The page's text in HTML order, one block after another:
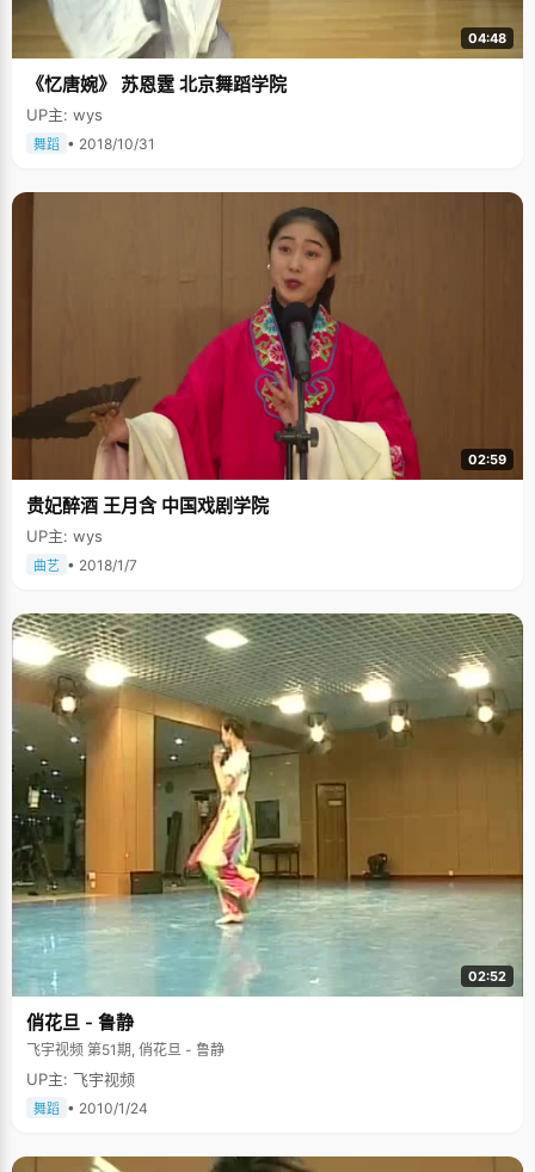
04:48
《忆唐婉》 苏恩霆 北京舞蹈学院
UP主: wys
舞蹈 • 2018/10/31
02:59
贵妃醉酒 王月含 中国戏剧学院
UP主: wys
曲艺 • 2018/1/7
02:52
俏花旦 - 鲁静
飞宇视频 第51期, 俏花旦 - 鲁静
UP主: 飞宇视频
舞蹈 • 2010/1/24